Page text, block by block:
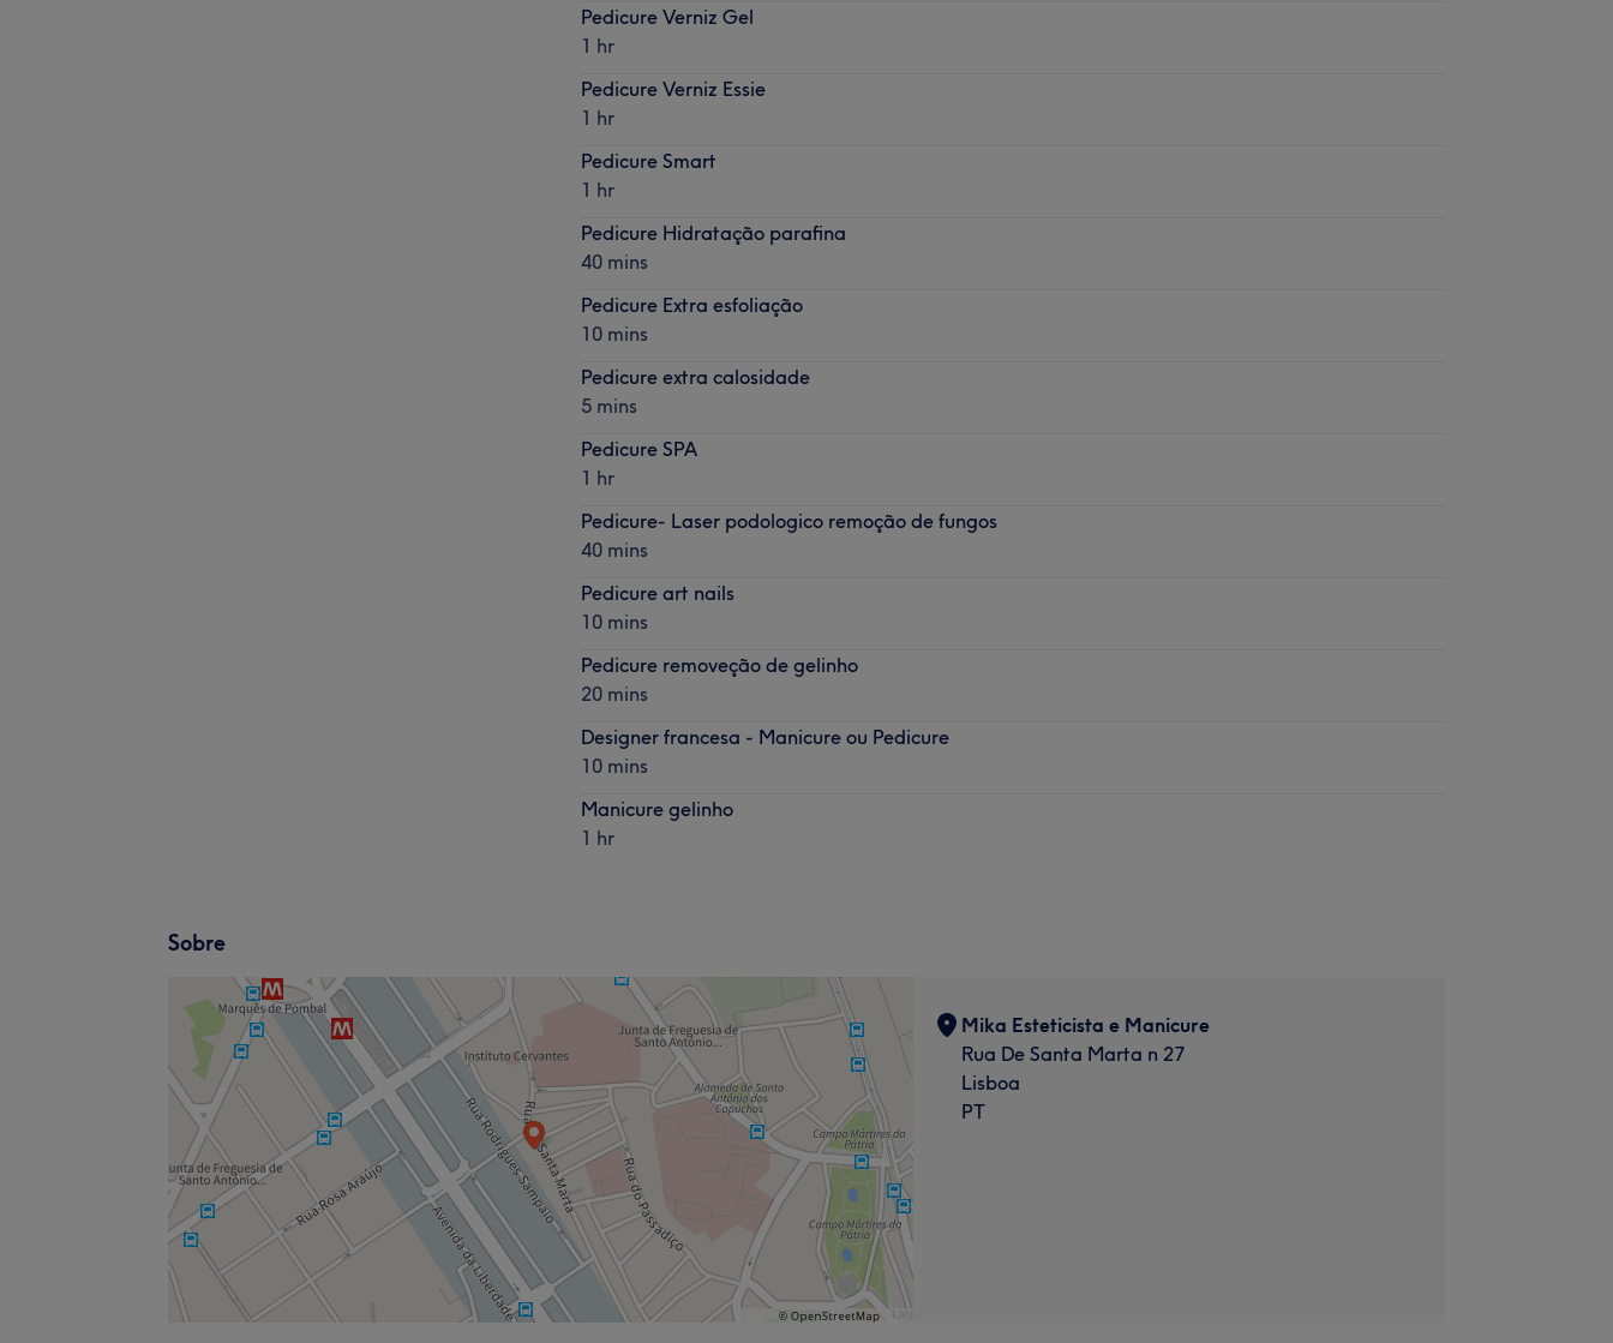
Pedicure Verniz Gel
1 hr
Pedicure Verniz Essie
1 hr
Pedicure Smart
1 hr
Pedicure Hidratação parafina
40 mins
Pedicure Extra esfoliação
10 mins
Pedicure extra calosidade
5 mins
Pedicure SPA
1 hr
Pedicure- Laser podologico remoção de fungos
40 mins
Pedicure art nails
10 mins
Pedicure removeção de gelinho
20 mins
Designer francesa - Manicure ou Pedicure
10 mins
Manicure gelinho
1 hr
Sobre
Mika Esteticista e Manicure
Rua De Santa Marta n 27
Lisboa
PT